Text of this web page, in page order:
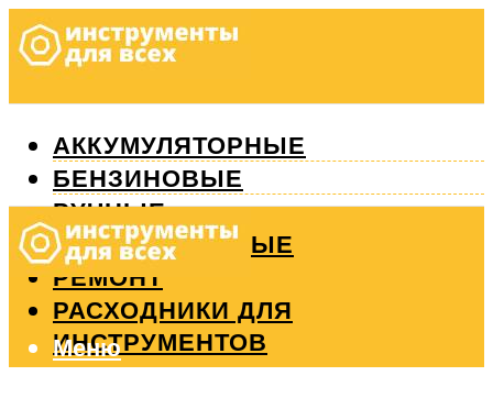
АККУМУЛЯТОРНЫЕ
БЕНЗИНОВЫЕ
РУЧНЫЕ
ИЗМЕРИТЕЛЬНЫЕ
РЕМОНТ
РАСХОДНИКИ ДЛЯ
ИНСТРУМЕНТОВ
Меню